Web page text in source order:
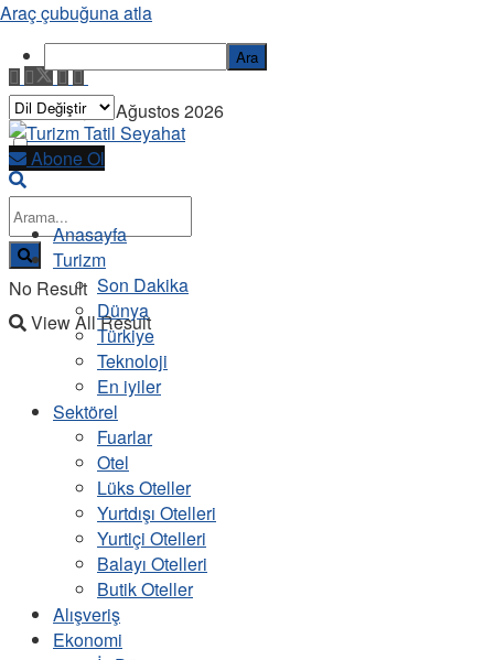
Pazartesi, 10 Ağustos 2026
No Result
View All Result
Abone Ol
Anasayfa
Turizm
Son Dakika
Dünya
Türkiye
Teknoloji
En iyiler
Sektörel
Fuarlar
Otel
Lüks Oteller
Yurtdışı Otelleri
Yurtiçi Otelleri
Balayı Otelleri
Butik Oteller
Alışveriş
Ekonomi
Araç çubuğuna atla
Ara